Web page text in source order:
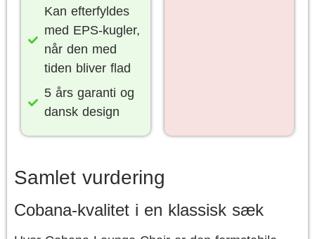
Kan efterfyldes
med EPS-kugler,
når den med
tiden bliver flad
5 års garanti og
dansk design
Samlet vurdering
Cobana-kvalitet i en klassisk sæk